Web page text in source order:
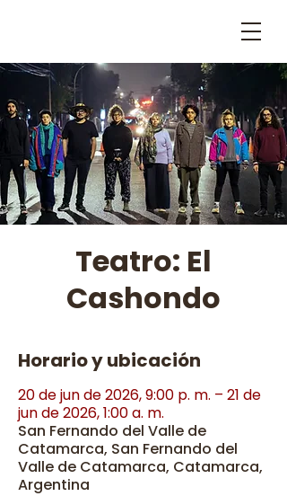
Teatro: El
Cashondo
Horario y ubicación
20 de jun de 2026, 9:00 p. m. – 21 de
jun de 2026, 1:00 a. m.
San Fernando del Valle de
Catamarca, San Fernando del
Valle de Catamarca, Catamarca,
Argentina